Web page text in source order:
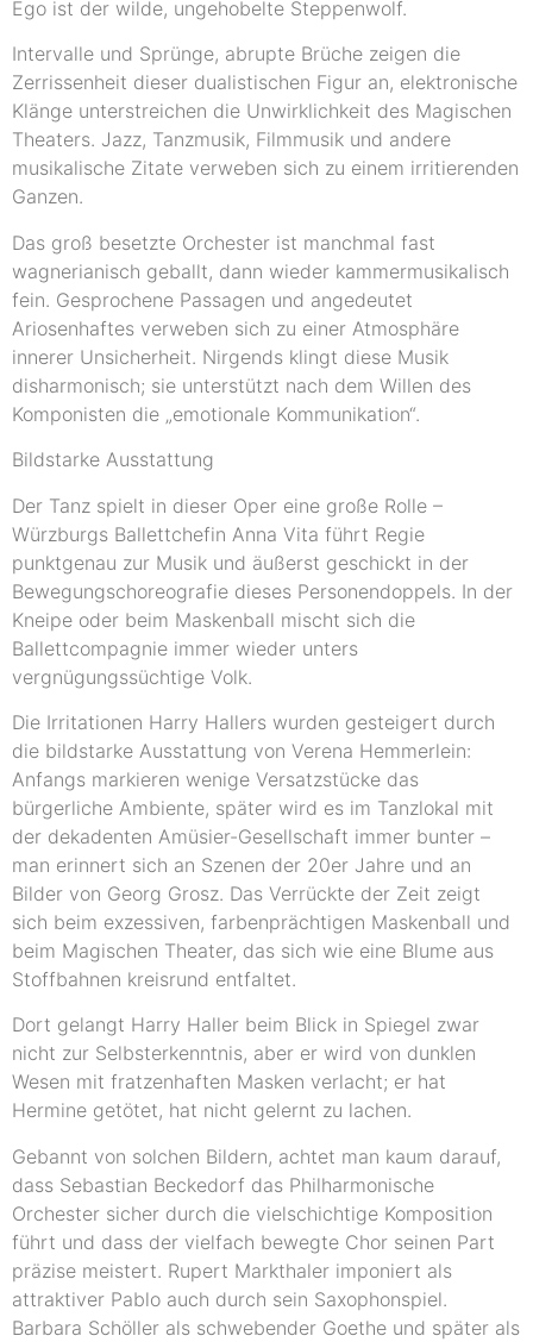
Ego ist der wilde, ungehobelte Steppenwolf.
Intervalle und Sprünge, abrupte Brüche zeigen die
Zerrissenheit dieser dualistischen Figur an, elektronische
Klänge unterstreichen die Unwirklichkeit des Magischen
Theaters. Jazz, Tanzmusik, Filmmusik und andere
musikalische Zitate verweben sich zu einem irritierenden
Ganzen.
Das groß besetzte Orchester ist manchmal fast
wagnerianisch geballt, dann wieder kammermusikalisch
fein. Gesprochene Passagen und angedeutet
Ariosenhaftes verweben sich zu einer Atmosphäre
innerer Unsicherheit. Nirgends klingt diese Musik
disharmonisch; sie unterstützt nach dem Willen des
Komponisten die „emotionale Kommunikation“.
Bildstarke Ausstattung
Der Tanz spielt in dieser Oper eine große Rolle –
Würzburgs Ballettchefin Anna Vita führt Regie
punktgenau zur Musik und äußerst geschickt in der
Bewegungschoreografie dieses Personendoppels. In der
Kneipe oder beim Maskenball mischt sich die
Ballettcompagnie immer wieder unters
vergnügungssüchtige Volk.
Die Irritationen Harry Hallers wurden gesteigert durch
die bildstarke Ausstattung von Verena Hemmerlein:
Anfangs markieren wenige Versatzstücke das
bürgerliche Ambiente, später wird es im Tanzlokal mit
der dekadenten Amüsier-Gesellschaft immer bunter –
man erinnert sich an Szenen der 20er Jahre und an
Bilder von Georg Grosz. Das Verrückte der Zeit zeigt
sich beim exzessiven, farbenprächtigen Maskenball und
beim Magischen Theater, das sich wie eine Blume aus
Stoffbahnen kreisrund entfaltet.
Dort gelangt Harry Haller beim Blick in Spiegel zwar
nicht zur Selbsterkenntnis, aber er wird von dunklen
Wesen mit fratzenhaften Masken verlacht; er hat
Hermine getötet, hat nicht gelernt zu lachen.
Gebannt von solchen Bildern, achtet man kaum darauf,
dass Sebastian Beckedorf das Philharmonische
Orchester sicher durch die vielschichtige Komposition
führt und dass der vielfach bewegte Chor seinen Part
präzise meistert. Rupert Markthaler imponiert als
attraktiver Pablo auch durch sein Saxophonspiel.
Barbara Schöller als schwebender Goethe und später als